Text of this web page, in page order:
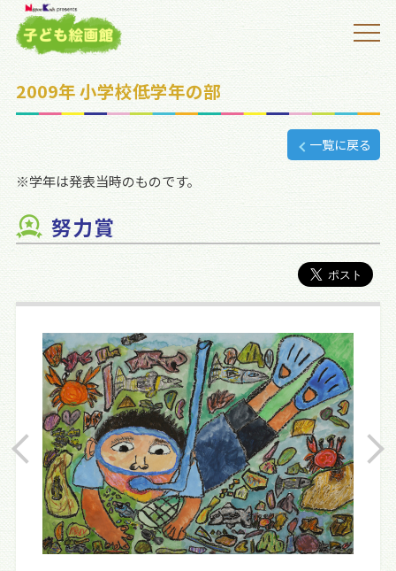
2009年 小学校低学年の部
一覧に戻る
※学年は発表当時のものです。
努力賞